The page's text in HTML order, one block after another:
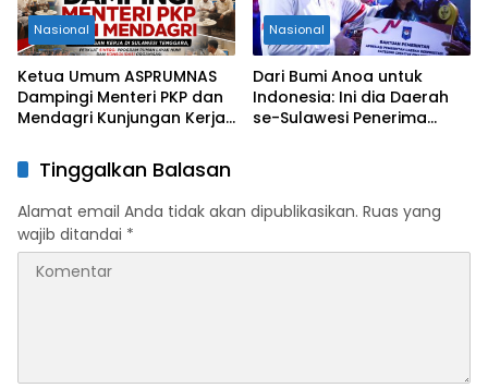
Nasional
Ketua Umum ASPRUMNAS
Dampingi Menteri PKP dan
Mendagri Kunjungan Kerja
Program Rumah Layak Huni
dan Konsolidasi Organisasi
Nasional
Dari Bumi Anoa untuk
Indonesia: Ini dia Daerah
se-Sulawesi Penerima
Tinggalkan Balasan
Alamat email Anda tidak akan dipublikasikan. Ruas yang
wajib ditandai *